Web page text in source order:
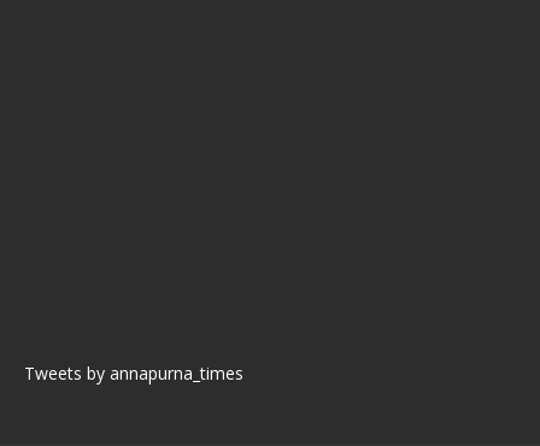
Tweets by annapurna_times